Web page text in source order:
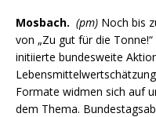
Mosbach. (pm) Noch bis
von „Zu gut für die
initiierte bundesweite
Formate widmen sich auf
dem Thema.